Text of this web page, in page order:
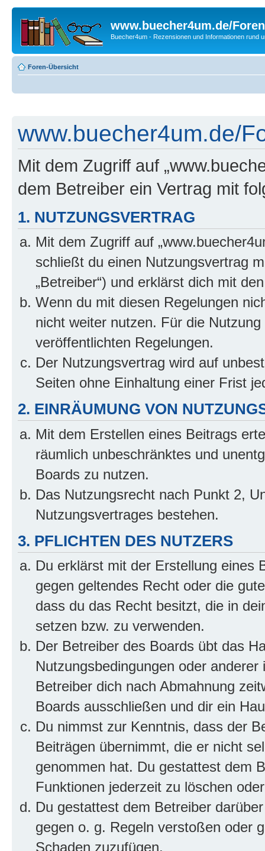
www.buecher4um.de/Foren
Buecher4um - Rezensionen und Informationen rund
Foren-Übersicht
www.buecher4um.de/
Mit dem Zugriff auf
dem Betreiber ein Vertrag mit
1. NUTZUNGSVERTRAG
Mit dem Zugriff auf
schließt du einen Nutzungsvertrag
„Betreiber“) und erklärst dich mit
Wenn du mit diesen Regelungen
nicht weiter nutzen. Für die
veröffentlichten Regelungen.
Der Nutzungsvertrag wird auf
Seiten ohne Einhaltung einer Frist
2. EINRÄUMUNG VON
Mit dem Erstellen eines Beitrags
räumlich unbeschränktes und
Boards zu nutzen.
Das Nutzungsrecht nach Punkt 2,
Nutzungsvertrages bestehen.
3. PFLICHTEN DES NUTZERS
Du erklärst mit der Erstellung eines
gegen geltendes Recht oder die
dass du das Recht besitzt, die in
setzen bzw. zu verwenden.
Der Betreiber des Boards übt das
Nutzungsbedingungen oder
Betreiber dich nach Abmahnung
Boards ausschließen und dir ein
Du nimmst zur Kenntnis, dass der
Beiträgen übernimmt, die er nicht
genommen hat. Du gestattest dem
Funktionen jederzeit zu löschen
Du gestattest dem Betreiber
gegen o. g. Regeln verstoßen oder
Schaden zuzufügen.